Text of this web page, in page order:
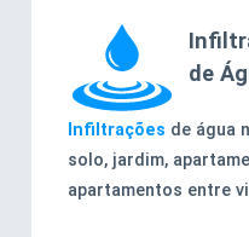
de
Infiltrações de água
solo, jardim,
apartamentos entre